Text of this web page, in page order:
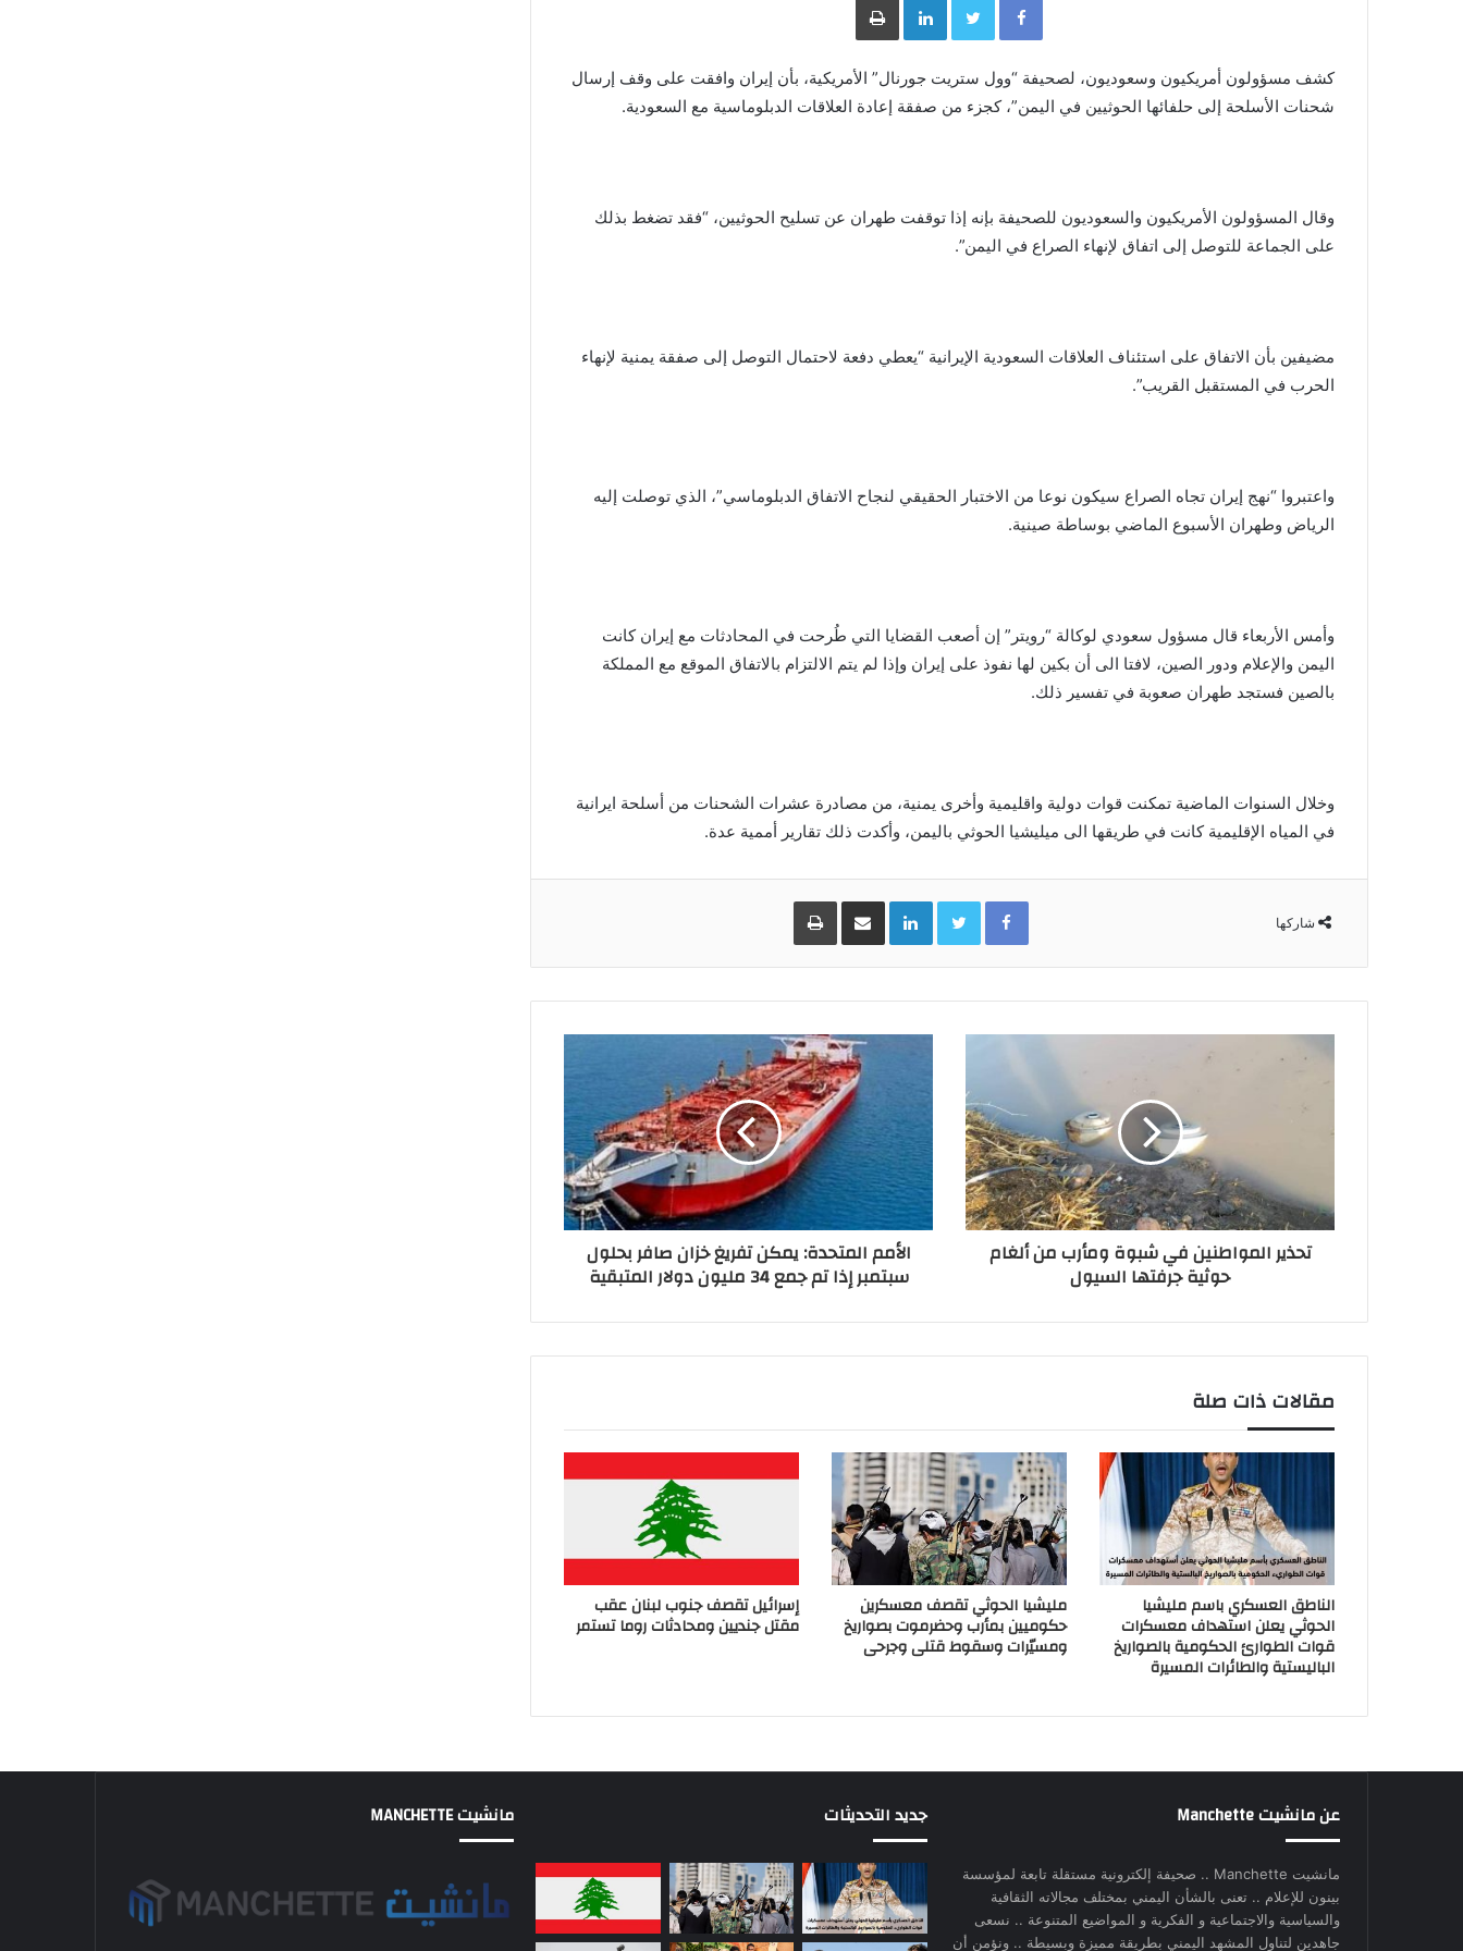
كشف مسؤولون أمريكيون وسعوديون، لصحيفة “وول ستريت جورنال” الأمريكية، بأن إيران وافقت على وقف إرسال
شحنات الأسلحة إلى حلفائها الحوثيين في اليمن”، كجزء من صفقة إعادة العلاقات الدبلوماسية مع السعودية.
وقال المسؤولون الأمريكيون والسعوديون للصحيفة بإنه إذا توقفت طهران عن تسليح الحوثيين، “فقد تضغط بذلك
على الجماعة للتوصل إلى اتفاق لإنهاء الصراع في اليمن”.
مضيفين بأن الاتفاق على استئناف العلاقات السعودية الإيرانية “يعطي دفعة لاحتمال التوصل إلى صفقة يمنية لإنهاء
الحرب في المستقبل القريب”.
واعتبروا “نهج إيران تجاه الصراع سيكون نوعا من الاختبار الحقيقي لنجاح الاتفاق الدبلوماسي”، الذي توصلت إليه
الرياض وطهران الأسبوع الماضي بوساطة صينية.
وأمس الأربعاء قال مسؤول سعودي لوكالة “رويتر” إن أصعب القضايا التي طُرحت في المحادثات مع إيران كانت
اليمن والإعلام ودور الصين، لافتا الى أن بكين لها نفوذ على إيران وإذا لم يتم الالتزام بالاتفاق الموقع مع المملكة
بالصين فستجد طهران صعوبة في تفسير ذلك.
وخلال السنوات الماضية تمكنت قوات دولية واقليمية وأخرى يمنية، من مصادرة عشرات الشحنات من أسلحة ايرانية
في المياه الإقليمية كانت في طريقها الى ميليشيا الحوثي باليمن، وأكدت ذلك تقارير أممية عدة.
شاركها
Facebook
Twitter
LinkedInمشاركة عبر البريد طباعة
تحذير المواطنين في شبوة ومأرب من ألغام
حوثية جرفتها السيول
الأمم المتحدة: يمكن تفريغ خزان صافر بحلول
سبتمبر إذا تم جمع 34 مليون دولار المتبقية
مقالات ذات صلة
الناطق العسكري باسم مليشيا
الحوثي يعلن استهداف معسكرات
قوات الطوارئ الحكومية بالصواريخ
الباليستية والطائرات المسيرة
مليشيا الحوثي تقصف معسكرين
حكوميين بمأرب وحضرموت بصواريخ
ومسيّرات وسقوط قتلى وجرحى
إسرائيل تقصف جنوب لبنان عقب
مقتل جنديين ومحادثات روما تستمر
عن مانشيت Manchette
مانشيت Manchette .. صحيفة إلكترونية مستقلة تابعة لمؤسسة
بينون للإعلام .. تعنى بالشأن اليمني بمختلف مجالاته الثقافية
والسياسية والاجتماعية و الفكرية و المواضيع المتنوعة .. نسعى
جاهدين لتناول المشهد اليمني بطريقة مميزة وبسيطة .. ونؤمن أن
جديد التحديثات مانشيت MANCHETTE